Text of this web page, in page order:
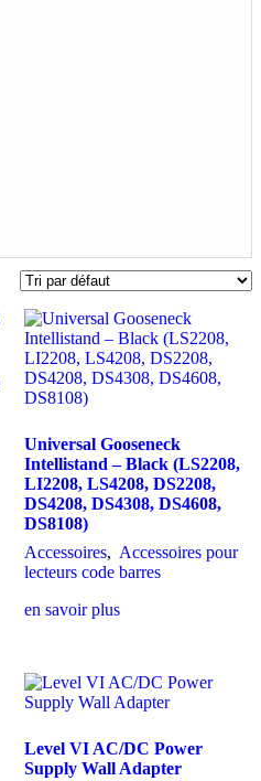
Universal Gooseneck
Intellistand – Black (LS2208,
LI2208, LS4208, DS2208,
DS4208, DS4308, DS4608,
DS8108)
Accessoires, Accessoires pour
lecteurs code barres
en savoir plus
Level VI AC/DC Power
Supply Wall Adapter